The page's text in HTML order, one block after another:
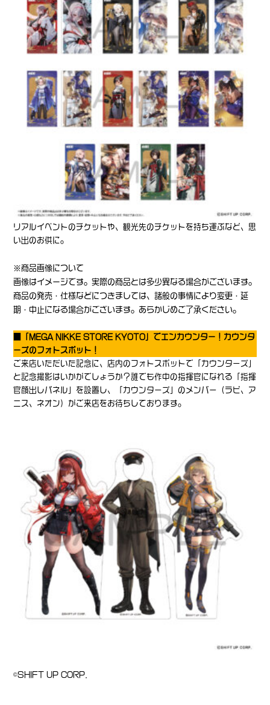
リアルイベントのチケットや、観光先のチケットを持ち運ぶなど、思
い出のお供に。
※商品画像について
画像はイメージです。実際の商品とは多少異なる場合がございます。
商品の発売・仕様などにつきましては、諸般の事情により変更・延
期・中止になる場合がございます。あらかじめご了承ください。
■「MEGA NIKKE STORE KYOTO」でエンカウンター！カウンタ
ーズのフォトスポット！
ご来店いただいた記念に、店内のフォトスポットで「カウンターズ」
と記念撮影はいかがでしょうか？誰でも作中の指揮官になれる「指揮
官顔出しパネル」を設置し、「カウンターズ」のメンバー（ラピ、ア
ニス、ネオン）がご来店をお待ちしております。
©SHIFT UP CORP.